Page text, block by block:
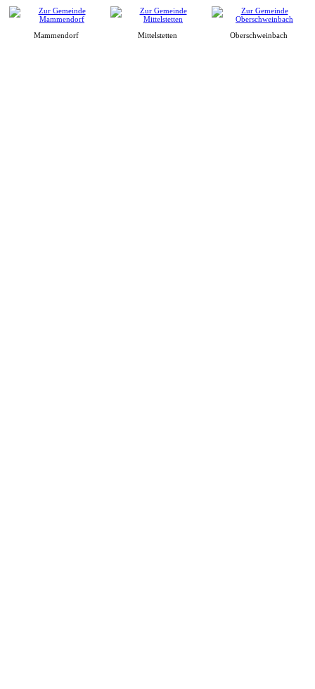
Mammendorf Mittelstetten Oberschweinbach